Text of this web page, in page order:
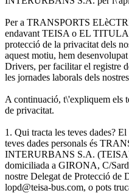
Per a TRANSPORTS
endavant TEISA o EL
protecció de la privacitat dels
aquest motiu, hem
Drivers, per facilitar el registre
les jornades laborals dels
A continuació, t\'expliquem els
de privacitat.
1. Qui tracta les teves dades?
teves dades personals és
INTERURBANS S.A.
domiciliada a GIRONA, C/
nostre Delegat de Protecció de
lopd@teisa-bus.com, o pots